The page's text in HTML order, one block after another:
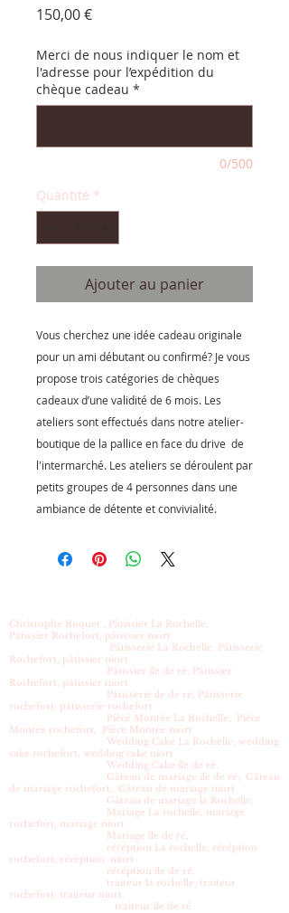
150,00 €Prix
Merci de nous indiquer le nom et
l'adresse pour l’expédition du
chèque cadeau *
0/500
Quantité *
Ajouter au panier
Vous cherchez une idée cadeau originale
pour un ami débutant ou confirmé? Je vous
propose trois catégories de chèques
cadeaux d’une validité de 6 mois. Les
ateliers sont effectués dans notre atelier-
boutique de la pallice en face du drive de
l'intermarché. Les ateliers se déroulent par
petits groupes de 4 personnes dans une
ambiance de détente et convivialité.
Christophe Roquet , Pâtissier La Rochelle,
Pâtissier Rochefort, pâtissier niort
Pâtisserie La Rochelle, Pâtisserie
Rochefort, pâtissier niort
Pâtissier île de ré, Pâtissier
Rochefort, pâtissier niort
Pâtisserie ile de ré, Pâtisserie
rochefort, pâtisserie rochefort
Pièce Montée La Rochelle, Pièce
Montée rochefort, Pièce Montée niort
Wedding Cake La Rochelle, wedding
cake rochefort, wedding cake niort
Wedding Cake île de ré,
Gâteau de mariage île de ré, Gâteau
de mariage rochefort, Gâteau de mariage niort
Gâteau de mariage la Rochelle,
Mariage La rochelle, mariage
rochefort, mariage niort
Mariage île de ré,
récéption La rochelle, récéption
rochefort, récéption niort
récéption île de ré,
traiteur la rochelle, traiteur
rochefort, traiteur niort
traiteur île de ré